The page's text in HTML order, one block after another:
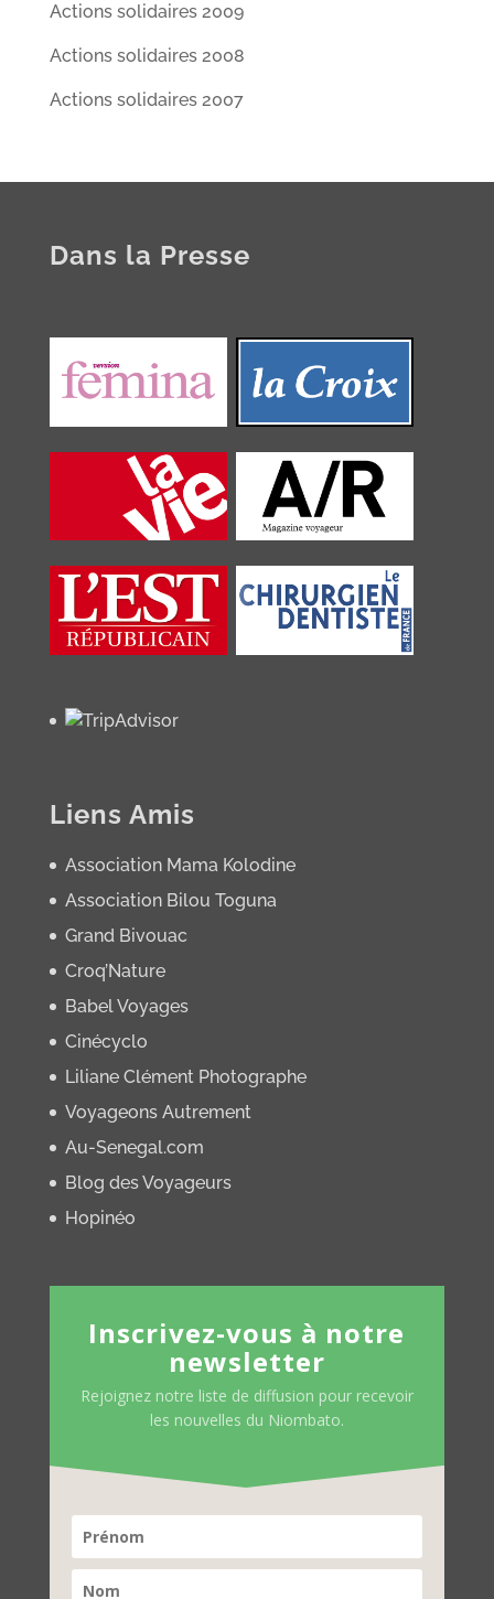
Actions solidaires 2009
Actions solidaires 2008
Actions solidaires 2007
Dans la Presse
Liens Amis
Association Mama Kolodine
Association Bilou Toguna
Grand Bivouac
Croq’Nature
Babel Voyages
Cinécyclo
Liliane Clément Photographe
Voyageons Autrement
Au-Senegal.com
Blog des Voyageurs
Hopinéo
Inscrivez-vous à notre
newsletter
Rejoignez notre liste de diffusion pour recevoir
les nouvelles du Niombato.